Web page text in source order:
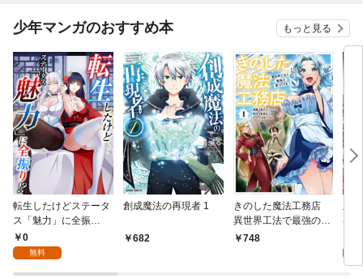
少年マンガのおすすめ本 もっと見る
転生したけどステータ
ス「魅力」に全振
り！？(1)
0
無料
創成魔法の再現者 1
682
きのした魔法工務店
異世界工法で最強の家
づくりを（コミック）
748
兆
る